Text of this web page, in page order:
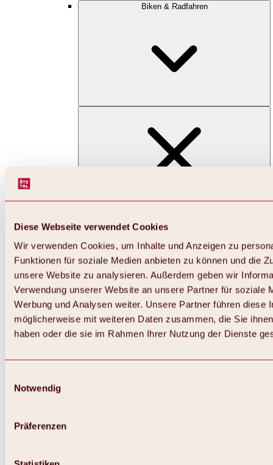
Diese Webseite verwendet Cookies
Wir verwenden Cookies, um Inhalte und Anzeigen zu
Funktionen für soziale Medien anbieten zu können und die
unsere Website zu analysieren. Außerdem geben wir
Verwendung unserer Website an unsere Partner für soziale
Werbung und Analysen weiter. Unsere Partner führen diese
möglicherweise mit weiteren Daten zusammen, die Sie
haben oder die sie im Rahmen Ihrer Nutzung der Dienste
Notwendig
Präferenzen
Biken & Radfahren